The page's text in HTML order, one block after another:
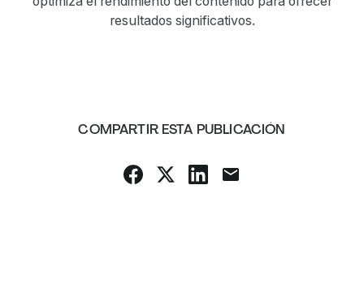
resultados significativos.
COMPARTIR ESTA PUBLICACIÓN